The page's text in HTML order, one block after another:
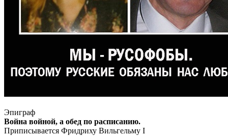
Эпиграф
Война войной, а обед по расписанию.
Приписывается Фридриху Вильгельму I